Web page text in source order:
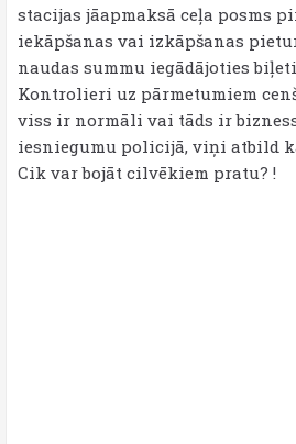
stacijas jāapmaksā ceļa posms
iekāpšanas vai izkāpšanas
naudas summu iegādājoties
Kontrolieri uz pārmetumiem
viss ir normāli vai tāds ir
iesniegumu policijā, viņi atbild
Cik var bojāt cilvēkiem pratu? !